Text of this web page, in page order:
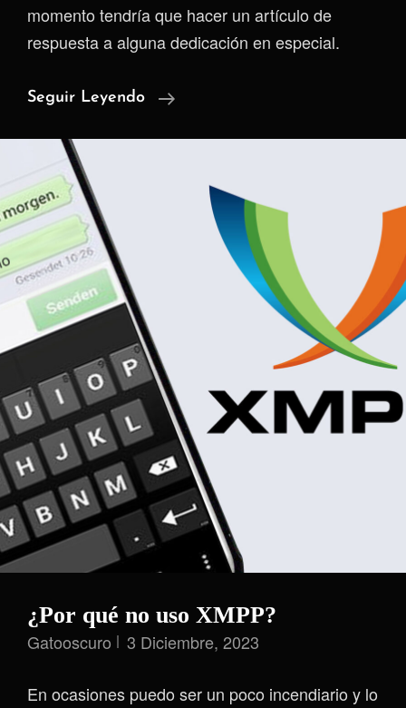
momento tendría que hacer un artículo de
respuesta a alguna dedicación en especial.
Seguir Leyendo
En
¿Por qué no uso XMPP?
Gatooscuro 3 Diciembre, 2023
En ocasiones puedo ser un poco incendiario y lo